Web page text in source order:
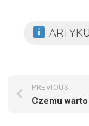
PREVIOUS